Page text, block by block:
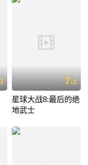
3 7.1
星球大战8:最后的绝
地武士